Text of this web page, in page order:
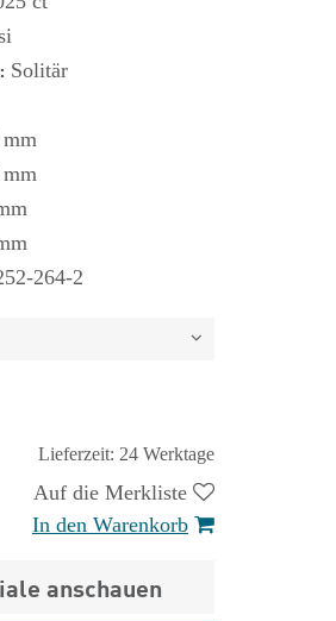
Solitär
264-2
Lieferzeit: 24 Werktage
Auf die Merkliste
In den Warenkorb
anschauen